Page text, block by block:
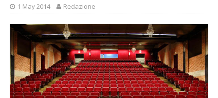
1 May 2014 Redazione